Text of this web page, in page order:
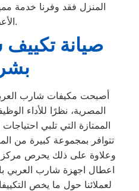
المنزل فقد وفرنا خدمة
الأعطال.
صيانة
أصبحت مكيفات شارب
المصرية، نظرًا للأداء
الممتازة التي تلبي
تتوافر بمجموعة كبيرة من
وعلاوة على ذلك يحرص مركز
اعطال اجهزة شارب العربي
لعملائنا حول ما يخص